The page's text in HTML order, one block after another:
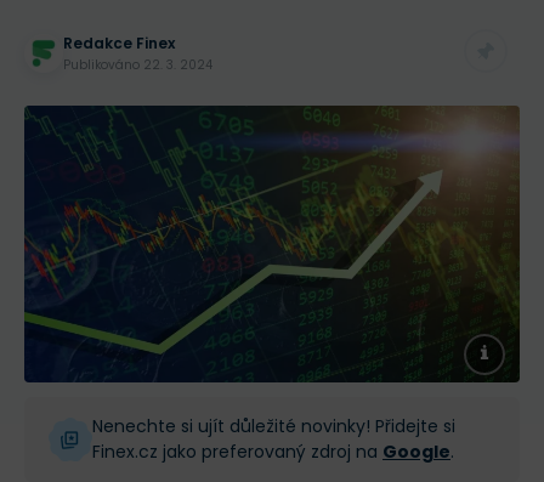
Redakce Finex
Publikováno 22. 3. 2024
Nenechte si ujít důležité novinky! Přidejte si
Finex.cz jako preferovaný zdroj na Google.